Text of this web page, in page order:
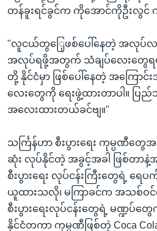
တန်ခူးရင်ခွင်က ကိုအောင်ကိုဦးလွင်
"လူငယ်တွြေုဖစ်ပေါ်နေတဲ့ အလု
အလုပ်ရဖို့အတွက် သံချပ်လေးတွေရယ်
တို့ နိုင်ငံမှာ ဖြစ်ပေါ်နေတဲ့ အကြေ
လေးတွေကို ရေးဖွဲ့ထားတာပါ။ ပ
အလေးထားတယ်ခင်ဗျ။"
သင်္ကြန်ဟာ စီးပွားရေး ကုမ္ပဏီတွေ
ဆုံး လုပ်နိုင်တဲ့ အခွင့်အခါ ဖြစ်တာနဲ့
စီးပွားရေး လုပ်ငန်းကြီးတွေရဲ့ ရ
ယူထားသလို၊ မကြာခင်က အသစ်ဝင်
စီးပွားရေးလုပ်ငန်းတွေရဲ့ မဏ္ဍပ်
နိုင်ငံတကာ ကုမ္ပဏီဖြစ်တဲ့ Coca